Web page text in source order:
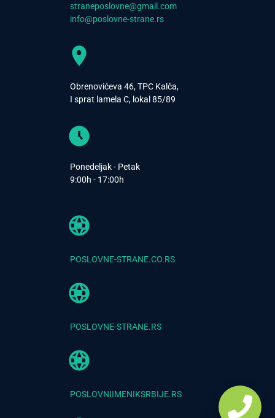
straneposlovne@gmail.com
info@poslovne-strane.rs
Obrenovićeva 46, TPC Kalča,
I sprat lamela C, lokal 85/89
Ponedeljak - Petak
9:00h - 17:00h
POSLOVNE-STRANE.CO.RS
POSLOVNE-STRANE.RS
POSLOVNIIMENIKSRBIJE.RS